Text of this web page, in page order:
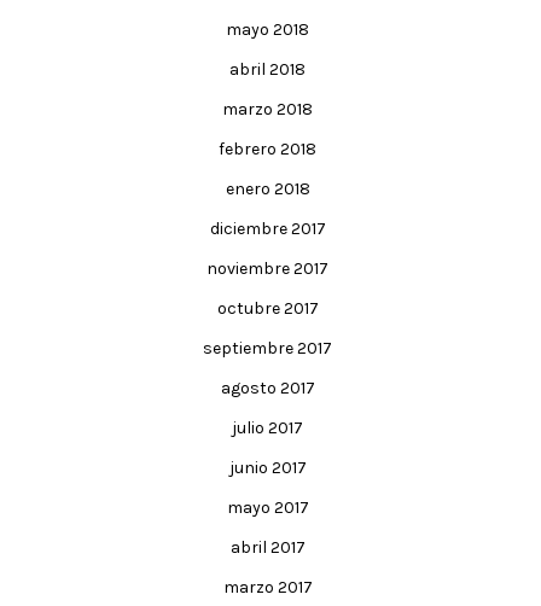
mayo 2018
abril 2018
marzo 2018
febrero 2018
enero 2018
diciembre 2017
noviembre 2017
octubre 2017
septiembre 2017
agosto 2017
julio 2017
junio 2017
mayo 2017
abril 2017
marzo 2017